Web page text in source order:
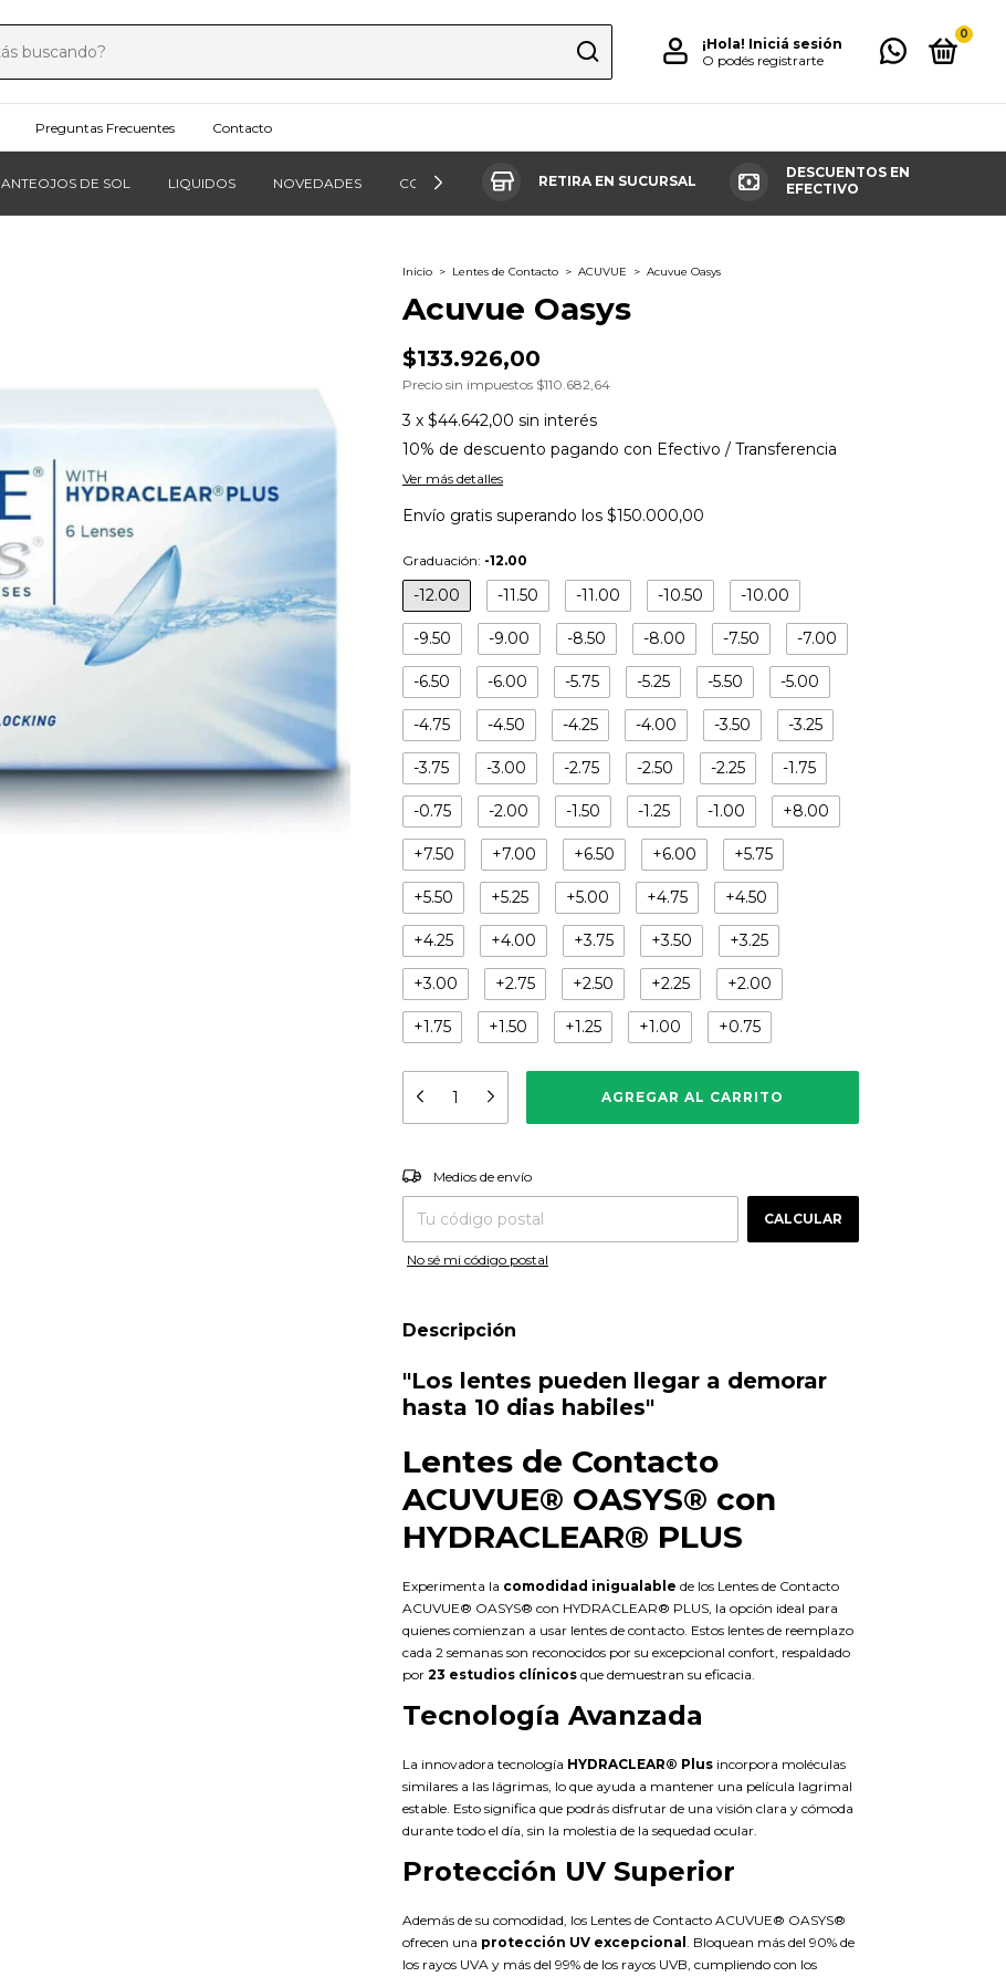
¡Hola! Iniciá sesión
O podés registrarte
0
Preguntas Frecuentes Contacto
ANTEOJOS DE SOL LIQUIDOS NOVEDADES CONTROL MIOPÍA RETIRA EN SUCURSAL
DESCUENTOS EN
EFECTIVO
Inicio > Lentes de Contacto > ACUVUE > Acuvue Oasys
Acuvue Oasys
$133.926,00
Precio sin impuestos $110.682,64
3 x $44.642,00 sin interés
10% de descuento pagando con Efectivo / Transferencia
Ver más detalles
Envío gratis superando los $150.000,00
Graduación: -12.00
-12.00 -11.50 -11.00 -10.50 -10.00
-9.50 -9.00 -8.50 -8.00 -7.50 -7.00
-6.50 -6.00 -5.75 -5.25 -5.50 -5.00
-4.75 -4.50 -4.25 -4.00 -3.50 -3.25
-3.75 -3.00 -2.75 -2.50 -2.25 -1.75
-0.75 -2.00 -1.50 -1.25 -1.00 +8.00
+7.50 +7.00 +6.50 +6.00 +5.75
+5.50 +5.25 +5.00 +4.75 +4.50
+4.25 +4.00 +3.75 +3.50 +3.25
+3.00 +2.75 +2.50 +2.25 +2.00
+1.75 +1.50 +1.25 +1.00 +0.75
Entregas para el CP:
Medios de envío
CALCULAR
No sé mi código postal
Descripción
"Los lentes pueden llegar a demorar
hasta 10 dias habiles"
Lentes de Contacto
ACUVUE® OASYS® con
HYDRACLEAR® PLUS
Experimenta la comodidad inigualable de los Lentes de Contacto
ACUVUE® OASYS® con HYDRACLEAR® PLUS, la opción ideal para
quienes comienzan a usar lentes de contacto. Estos lentes de reemplazo
cada 2 semanas son reconocidos por su excepcional confort, respaldado
por 23 estudios clínicos que demuestran su eficacia.
Tecnología Avanzada
La innovadora tecnología HYDRACLEAR® Plus incorpora moléculas
similares a las lágrimas, lo que ayuda a mantener una película lagrimal
estable. Esto significa que podrás disfrutar de una visión clara y cómoda
durante todo el día, sin la molestia de la sequedad ocular.
Protección UV Superior
Además de su comodidad, los Lentes de Contacto ACUVUE® OASYS®
ofrecen una protección UV excepcional . Bloquean más del 90% de
los rayos UVA y más del 99% de los rayos UVB, cumpliendo con los